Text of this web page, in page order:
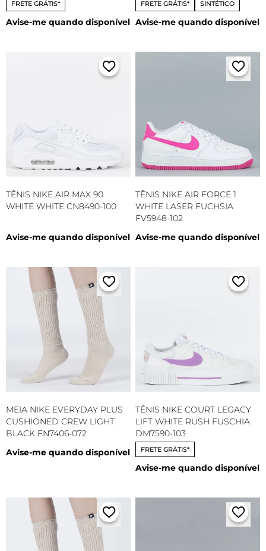
FRETE GRÁTIS*
Avise-me quando disponível
FRETE GRÁTIS* SINTÉTICO
Avise-me quando disponível
TÊNIS NIKE AIR MAX 90
WHITE WHITE CN8490-100
Avise-me quando disponível
TÊNIS NIKE AIR FORCE 1
WHITE LASER FUCHSIA
FV5948-102
Avise-me quando disponível
MEIA NIKE EVERYDAY PLUS
CUSHIONED CREW LIGHT
BLACK FN7406-072
Avise-me quando disponível
TÊNIS NIKE COURT LEGACY
LIFT WHITE RUSH FUSCHIA
DM7590-103
FRETE GRÁTIS*
Avise-me quando disponível